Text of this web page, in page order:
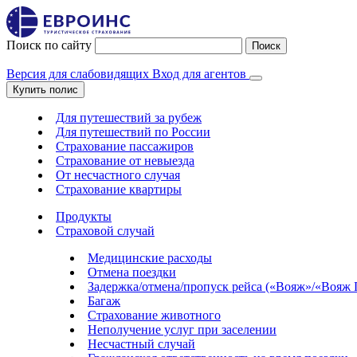
Поиск по сайту Поиск
Версия для слабовидящих Вход для агентов
Купить полис
Для путешествий за рубеж
Для путешествий по России
Страхование пассажиров
Страхование от невыезда
От несчастного случая
Страхование квартиры
Продукты
Страховой случай
Медицинские расходы
Отмена поездки
Задержка/отмена/пропуск рейса («Вояж»/
Багаж
Страхование животного
Неполучение услуг при заселении
Несчастный случай